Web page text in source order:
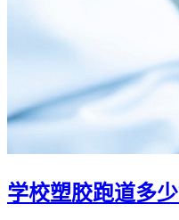
学校塑胶跑道多